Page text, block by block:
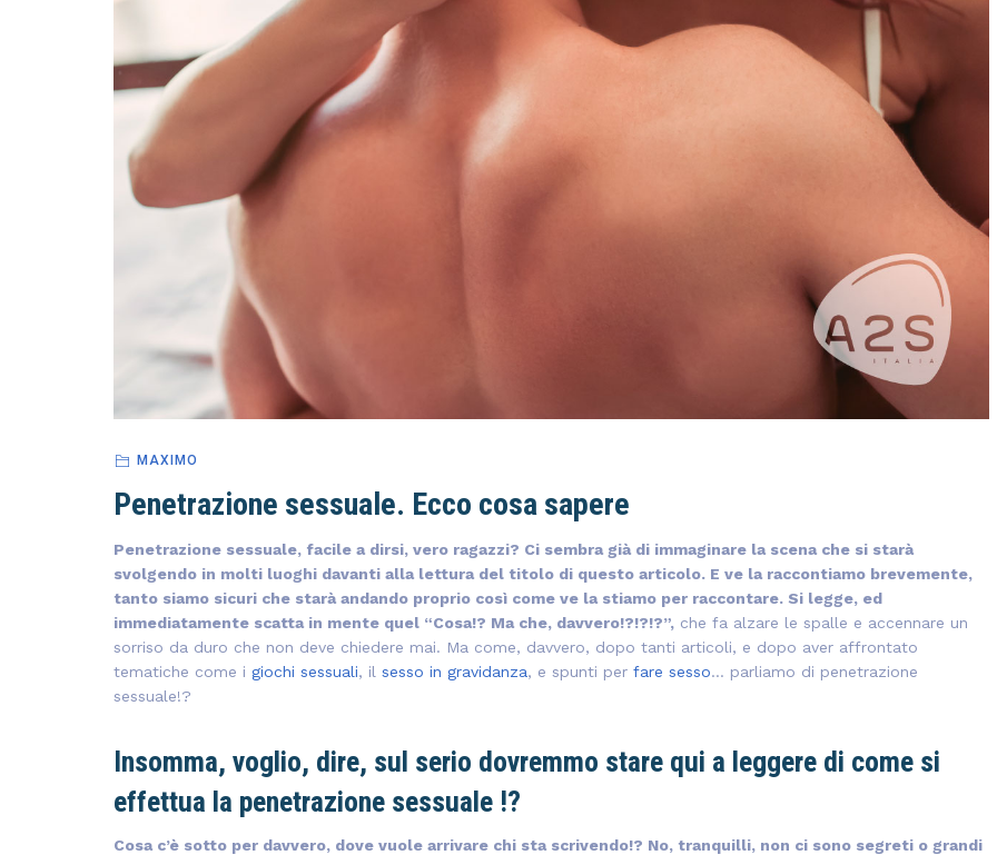
MAXIMO
Penetrazione sessuale. Ecco cosa sapere
Penetrazione sessuale, facile a dirsi, vero ragazzi? Ci sembra già di immaginare la scena che si starà
svolgendo in molti luoghi davanti alla lettura del titolo di questo articolo. E ve la raccontiamo brevemente,
tanto siamo sicuri che starà andando proprio così come ve la stiamo per raccontare. Si legge, ed
immediatamente scatta in mente quel “Cosa!? Ma che, davvero!?!?!?”, che fa alzare le spalle e accennare un
sorriso da duro che non deve chiedere mai. Ma come, davvero, dopo tanti articoli, e dopo aver affrontato
tematiche come i giochi sessuali, il sesso in gravidanza, e spunti per fare sesso… parliamo di penetrazione
sessuale!?
Insomma, voglio, dire, sul serio dovremmo stare qui a leggere di come si
effettua la penetrazione sessuale !?
Cosa c’è sotto per davvero, dove vuole arrivare chi sta scrivendo!? No, tranquilli, non ci sono segreti o grandi